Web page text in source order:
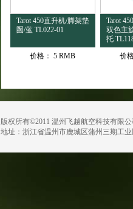
Tarot 450直升机/脚架垫
圏/蓝 TL022-01
价格： 5 RMB
Tarot
双色主
托
价
版权所有©2011 温州飞越航空科技有限
地址：浙江省温州市鹿城区蒲州三期工业